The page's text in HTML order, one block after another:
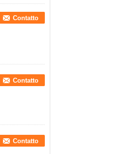
Contatto
Contatto
Contatto